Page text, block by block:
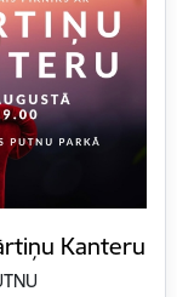
Kanteru